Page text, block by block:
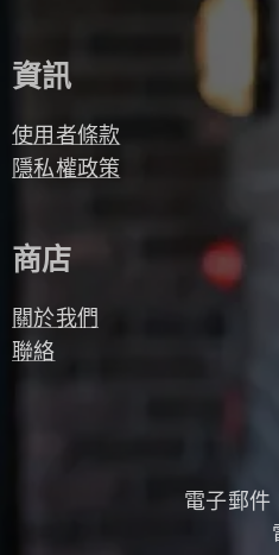
資訊
使用者條款
隱私權政策
商店
關於我們
聯絡
電子郵件